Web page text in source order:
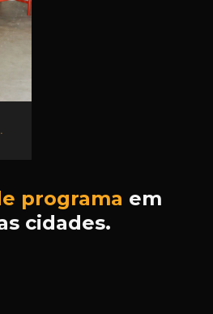
programa em
cidades.